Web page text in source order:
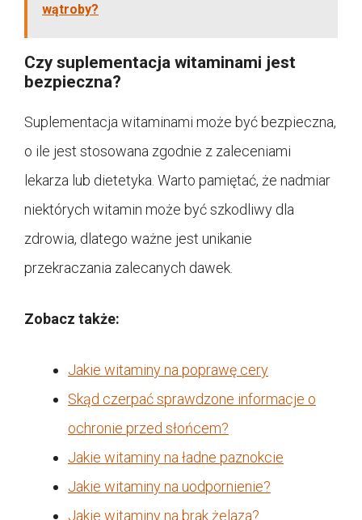
wątroby?
Czy suplementacja witaminami jest
bezpieczna?
Suplementacja witaminami może być bezpieczna,
o ile jest stosowana zgodnie z zaleceniami
lekarza lub dietetyka. Warto pamiętać, że nadmiar
niektórych witamin może być szkodliwy dla
zdrowia, dlatego ważne jest unikanie
przekraczania zalecanych dawek.
Zobacz także:
Jakie witaminy na poprawę cery
Skąd czerpać sprawdzone informacje o
ochronie przed słońcem?
Jakie witaminy na ładne paznokcie
Jakie witaminy na uodpornienie?
Jakie witaminy na brak żelaza?